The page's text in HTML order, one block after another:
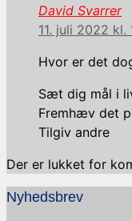
David Svarrer
11. juli 2022 kl.
Hvor er det
Sæt dig mål i
Fremhæv det
Tilgiv andre
Der er lukket for
Nyhedsbrev